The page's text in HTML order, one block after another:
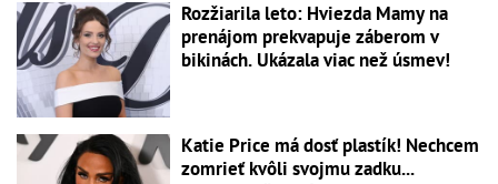
Rozžiarila leto: Hviezda Mamy na
prenájom prekvapuje záberom v
bikinách. Ukázala viac než úsmev!
Katie Price má dosť plastík! Nechcem
zomrieť kvôli svojmu zadku...